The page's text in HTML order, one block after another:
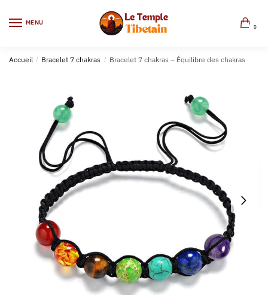
MENU
0
Accueil / Bracelet 7 chakras / Bracelet 7 chakras – Équilibre des chakras